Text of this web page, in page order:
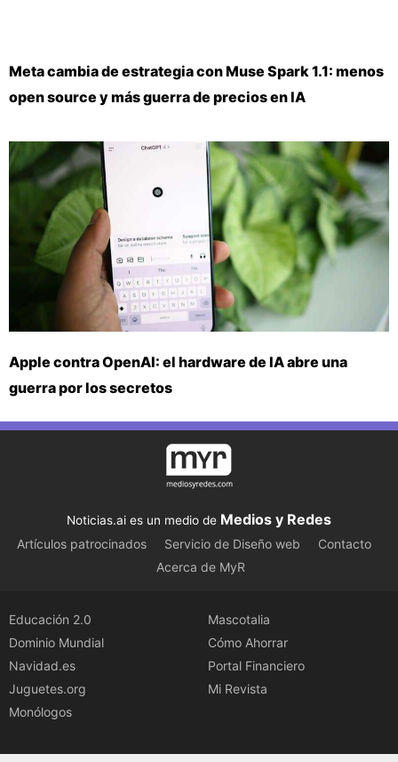
Meta cambia de estrategia con Muse Spark 1.1: menos
open source y más guerra de precios en IA
Apple contra OpenAI: el hardware de IA abre una
guerra por los secretos
Noticias.ai es un medio de Medios y Redes
Artículos patrocinados Servicio de Diseño web
Contacto
Acerca de MyR
Educación 2.0
Dominio Mundial
Navidad.es
Juguetes.org
Monólogos
Mascotalia
Cómo Ahorrar
Portal Financiero
Mi Revista